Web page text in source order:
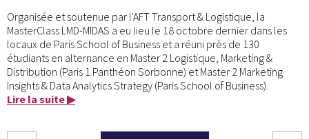
Organisée et soutenue par l'AFT Transport & Logistique, la
MasterClass LMD-MIDAS a eu lieu le 18 octobre dernier dans les
locaux de Paris School of Business et a réuni près de 130
étudiants en alternance en Master 2 Logistique, Marketing &
Distribution (Paris 1 Panthéon Sorbonne) et Master 2 Marketing
Insights & Data Analytics Strategy (Paris School of Business).
Lire la suite ▶